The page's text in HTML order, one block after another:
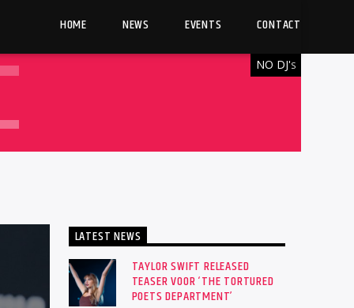
HOME NEWS EVENTS CONTACT
NO DJ'S
LATEST NEWS
TAYLOR SWIFT RELEASED
TEASER VOOR ‘THE TORTURED
POETS DEPARTMENT’